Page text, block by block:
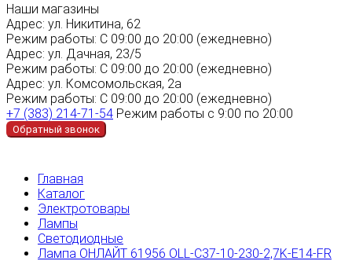
Наши магазины
Адрес: ул. Никитина, 62
Режим работы: С 09:00 до 20:00 (ежедневно)
Адрес: ул. Дачная, 23/5
Режим работы: С 09:00 до 20:00 (ежедневно)
Адрес: ул. Комсомольская, 2а
Режим работы: С 09:00 до 20:00 (ежедневно)
+7 (383) 214-71-54 Режим работы с 9:00 по 20:00
Обратный звонок
Главная
Каталог
Электротовары
Лампы
Светодиодные
Лампа ОНЛАЙТ 61956 OLL-C37-10-230-2,7K-E14-FR